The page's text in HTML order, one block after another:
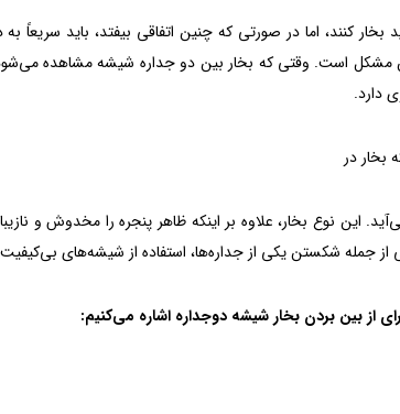
بخار کنند، اما در صورتی که چنین اتفاقی بیفتد، باید
مشکل است. وقتی که بخار بین دو جداره شیشه مشاهده
دارد.
بخار در
این نوع بخار، علاوه بر اینکه ظاهر پنجره را مخدوش و
جمله شکستن‌ یکی از جداره‌ها، استفاده از شیشه‌های
از بین بردن‌ بخار شیشه دوجداره اشاره می‌کنیم: